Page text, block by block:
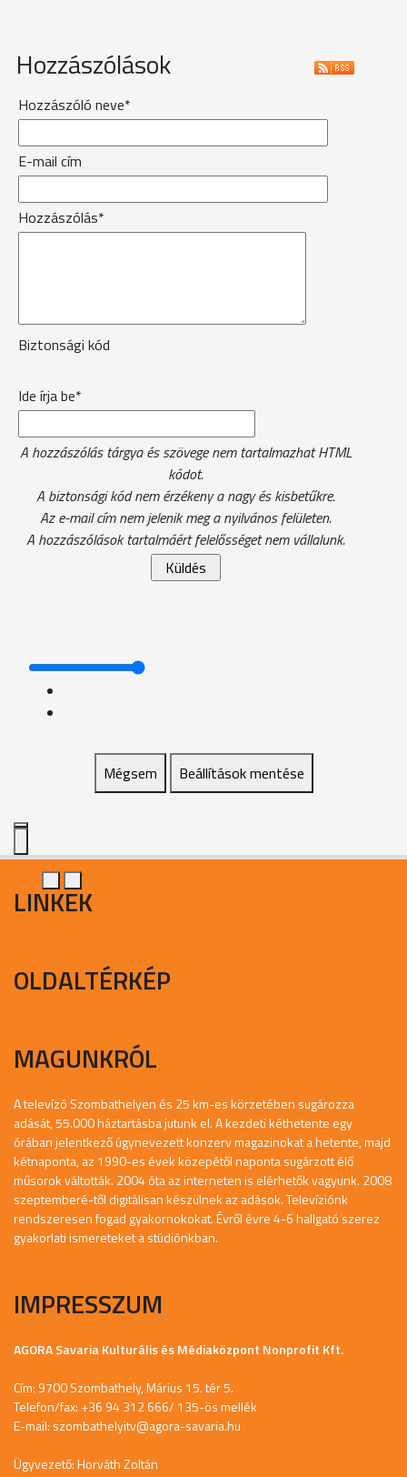
Hozzászólások
Hozzászóló neve*
E-mail cím
Hozzászólás*
Biztonsági kód
Ide írja be*
A hozzászólás tárgya és szövege nem tartalmazhat HTML
kódot.
A biztonsági kód nem érzékeny a nagy és kisbetűkre.
Az e-mail cím nem jelenik meg a nyilvános felületen.
A hozzászólások tartalmáért felelősséget nem vállalunk.
Mégsem Beállítások mentése
LINKEK
OLDALTÉRKÉP
MAGUNKRÓL
A televízó Szombathelyen és 25 km-es körzetében sugározza
adását, 55.000 háztartásba jutunk el. A kezdeti kéthetente egy
órában jelentkező úgynevezett konzerv magazinokat a hetente, majd
kétnaponta, az 1990-es évek közepétől naponta sugárzott élő
műsorok váltották. 2004 óta az interneten is elérhetők vagyunk. 2008
szeptemberé-től digitálisan készülnek az adások. Televíziónk
rendszeresen fogad gyakornokokat. Évről évre 4-6 hallgató szerez
gyakorlati ismereteket a stúdiónkban.
IMPRESSZUM
AGORA Savaria Kulturális és Médiaközpont Nonprofit Kft.
Cím: 9700 Szombathely, Márius 15. tér 5.
Telefon/fax: +36 94 312 666/ 135-ös mellék
E-mail: szombathelyitv@agora-savaria.hu
Ügyvezető: Horváth Zoltán